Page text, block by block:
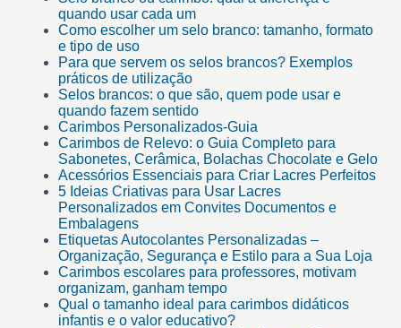
quando usar cada um
Como escolher um selo branco: tamanho, formato
e tipo de uso
Para que servem os selos brancos? Exemplos
práticos de utilização
Selos brancos: o que são, quem pode usar e
quando fazem sentido
Carimbos Personalizados-Guia
Carimbos de Relevo: o Guia Completo para
Sabonetes, Cerâmica, Bolachas Chocolate e Gelo
Acessórios Essenciais para Criar Lacres Perfeitos
5 Ideias Criativas para Usar Lacres
Personalizados em Convites Documentos e
Embalagens
Etiquetas Autocolantes Personalizadas –
Organização, Segurança e Estilo para a Sua Loja
Carimbos escolares para professores, motivam
organizam, ganham tempo
Qual o tamanho ideal para carimbos didáticos
infantis e o valor educativo?